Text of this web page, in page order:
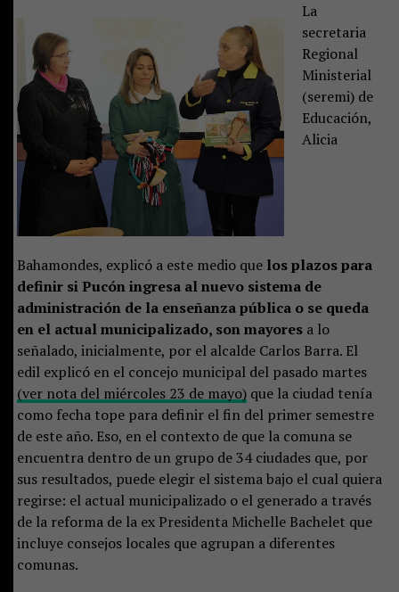
La
secretaria
Regional
Ministerial
(seremi) de
Educación,
Alicia
Bahamondes, explicó a este medio que los plazos para
definir si Pucón ingresa al nuevo sistema de
administración de la enseñanza pública o se queda
en el actual municipalizado, son mayoresa lo
señalado, inicialmente, por el alcalde Carlos Barra. El
edil explicó en el concejo municipal del pasado martes
(ver nota del miércoles 23 de mayo)que la ciudad tenía
como fecha tope para definir el fin del primer semestre
de este año. Eso, en el contexto de que la comuna se
encuentra dentro de un grupo de 34 ciudades que, por
sus resultados, puede elegir el sistema bajo el cual quiera
regirse: el actual municipalizado o el generado a través
de la reforma de la ex Presidenta Michelle Bachelet que
incluye consejos locales que agrupan a diferentes
comunas.